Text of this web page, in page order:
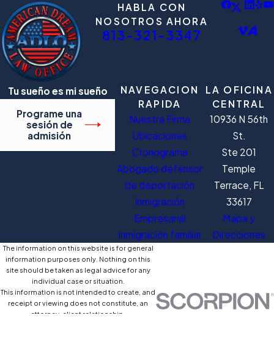
HABLA CON
NOSOTROS AHORA
813-321-3347
Tu sueño es mi sueño
Programe una
sesión de
admisión
NAVEGACION
RAPIDA
Nuestra Firma
Ubicaciones
Cronograma
Abogado defensor
de deportación
Inmigración
Empresarial
Inmigración familiar
LA OFICINA
CENTRAL
10936 N 56th
St.
Ste 201
Temple
Terrace, FL
33617
Mapa y
Direcciones
The information on this website is for general
information purposes only. Nothing on this
site should be taken as legal advice for any
individual case or situation.
This information is not intended to create, and
receipt or viewing does not constitute, an
attorney-client relationship.